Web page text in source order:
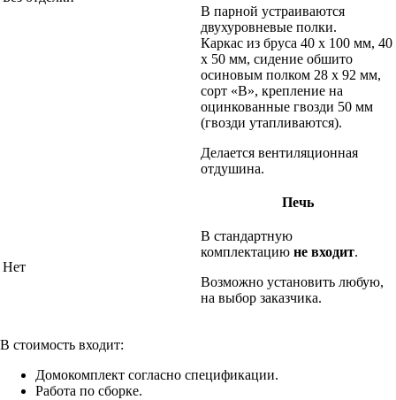
В парной устраиваются
двухуровневые полки.
Каркас из бруса 40 х 100 мм, 40
х 50 мм, сидение обшито
осиновым полком 28 х 92 мм,
сорт «В», крепление на
оцинкованные гвозди 50 мм
(гвозди утапливаются).
Делается вентиляционная
отдушина.
Печь
Нет
В стандартную
комплектацию не входит.
Возможно установить любую,
на выбор заказчика.
В стоимость входит:
Домокомплект согласно спецификации.
Работа по сборке.